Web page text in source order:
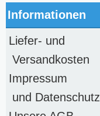
Informationen
Liefer- und
Versandkosten
Impressum
und Datenschutz